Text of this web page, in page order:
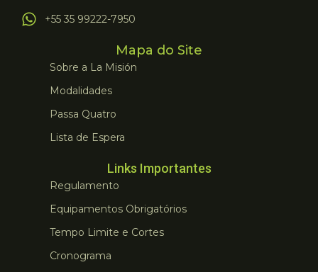
+55 35 99222-7950
Mapa do Site
Sobre a La Misión
Modalidades
Passa Quatro
Lista de Espera
Links Importantes
Regulamento
Equipamentos Obrigatórios
Tempo Limite e Cortes
Cronograma